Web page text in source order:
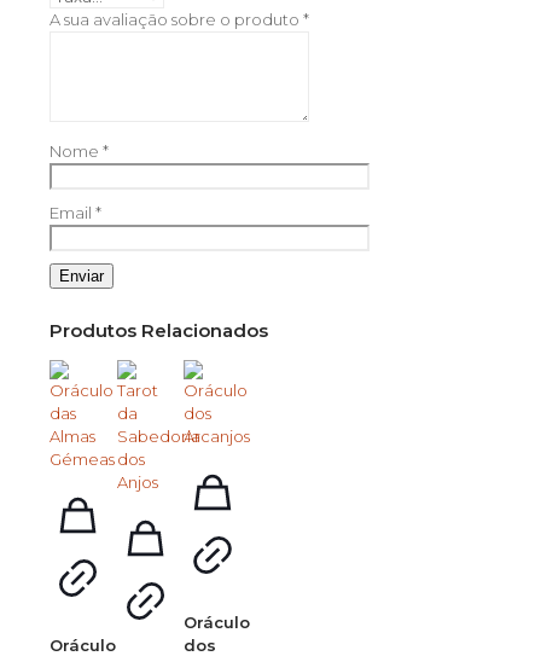
A sua avaliação sobre o produto *
Nome *
Email *
Produtos Relacionados
Oráculo
Oráculo
dos